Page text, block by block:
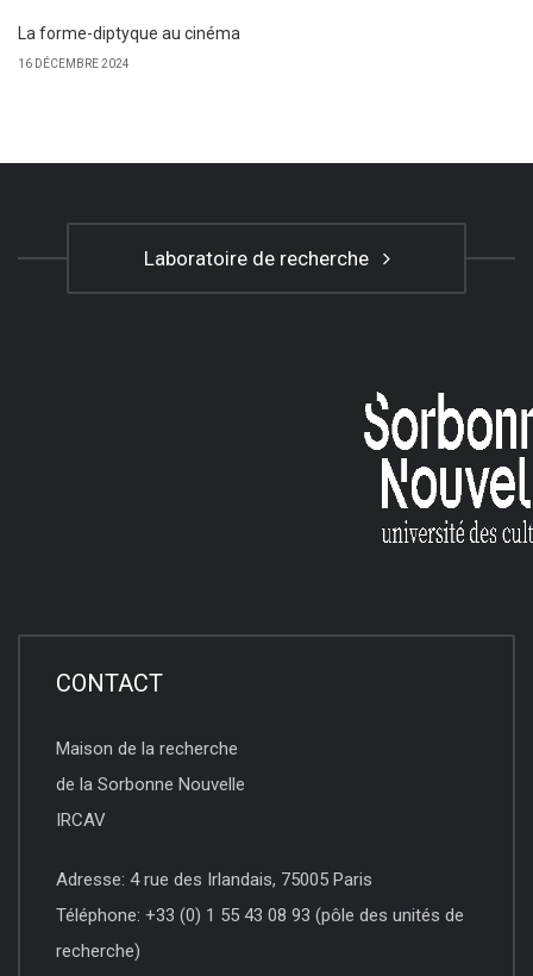
La forme-diptyque au cinéma
16 DÉCEMBRE 2024
Laboratoire de recherche
CONTACT
Maison de la recherche
de la Sorbonne Nouvelle
IRCAV
Adresse: 4 rue des Irlandais, 75005 Paris
Téléphone: +33 (0) 1 55 43 08 93 (pôle des unités de
recherche)